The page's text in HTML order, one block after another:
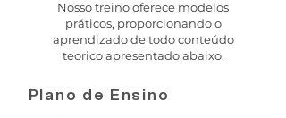
Nosso treino oferece modelos
práticos, proporcionando o
aprendizado de todo conteúdo
teorico apresentado abaixo.
Plano de Ensino